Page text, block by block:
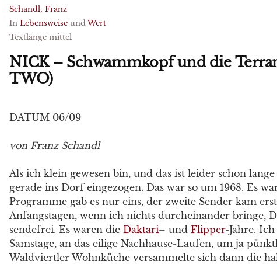
Schandl, Franz
In Lebensweise undWert
Textlänge mittel
NICK – Schwammkopf und die
TWO)
DATUM 06/09
von Franz Schandl
Als ich klein gewesen bin, und das ist leider schon
gerade ins Dorf eingezogen. Das war so um 1968. Es
Programme gab es nur eins, der zweite Sender kam
Anfangstagen, wenn ich nichts durcheinander bringe,
sendefrei. Es waren die Daktari– und Flipper-Jahre.
Samstage, an das eilige Nachhause-Laufen, um ja
Waldviertler Wohnküche versammelte sich dann die